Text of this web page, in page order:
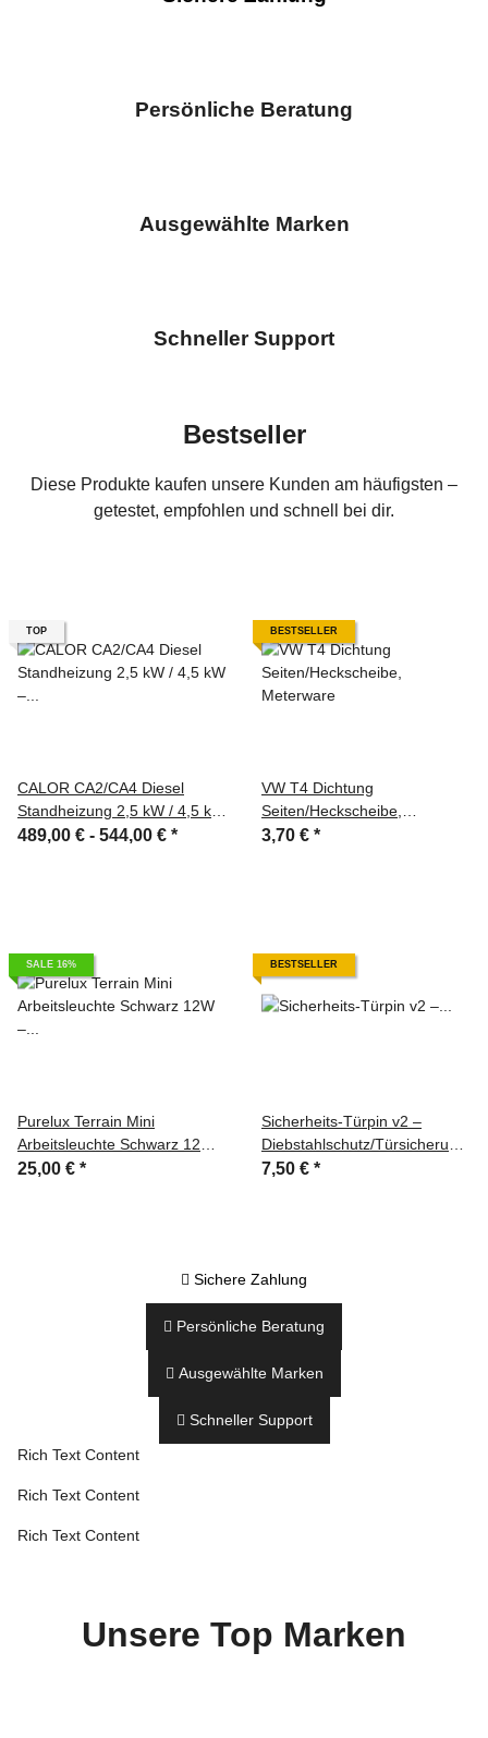
Persönliche Beratung
Ausgewählte Marken
Schneller Support
Bestseller
Diese Produkte kaufen unsere Kunden am häufigsten –
getestet, empfohlen und schnell bei dir.
TOP
CALOR CA2/CA4 Diesel
Standheizung 2,5 kW / 4,5 kW
– 12V/24V, App-Steuerung,
489,00 € - 544,00 € *
BESTSELLER
VW T4 Dichtung
Seiten/Heckscheibe,
Meterware
3,70 € *
SALE 16%
Purelux Terrain Mini
Arbeitsleuchte Schwarz 12W
– 5cm – breit
25,00 € *
BESTSELLER
Sicherheits-Türpin v2 –
Diebstahlschutz/Türsicherung
VW T4
7,50 € *
 Sichere Zahlung
 Persönliche Beratung
 Ausgewählte Marken
 Schneller Support
Rich Text Content
Rich Text Content
Rich Text Content
Unsere Top Marken